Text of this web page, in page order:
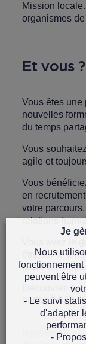
Mission
organismes
Et vous ?
Vous êtes une
nouvelles
du temps
Vous
agile et
Vous
en
votre
relations
être sur le
des
Découvrez
partagé à
Référence
Je
Nous
peuvent être
- Le suivi
d'adapter
-